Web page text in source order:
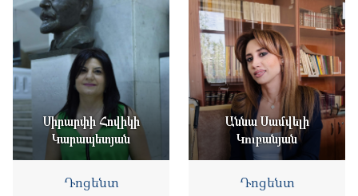
Սիրարփի Հովիկի
Կարապետյան
Դոցենտ
Աննա Սամվելի
Կուբանյան
Դոցենտ